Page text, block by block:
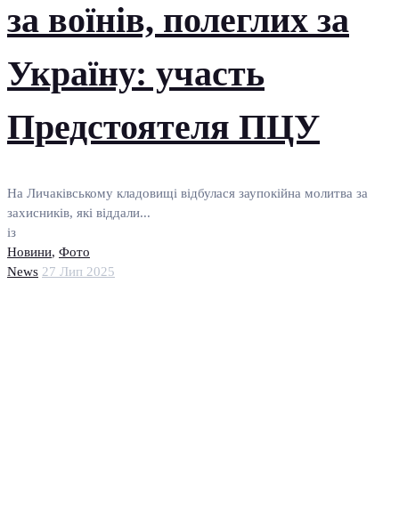
за воїнів, полеглих за
Україну: участь
Предстоятеля ПЦУ
На Личаківському кладовищі відбулася заупокійна молитва за
захисників, які віддали...
із
Новини, Фото
News 27 Лип 2025